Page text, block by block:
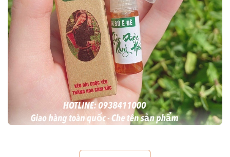
của sìn sú dân tộc Ê ĐÊ